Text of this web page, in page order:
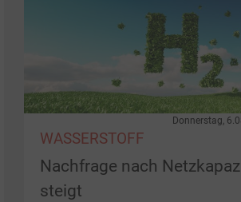
Donnerstag,
WASSERSTOFF
Nachfrage nach
steigt